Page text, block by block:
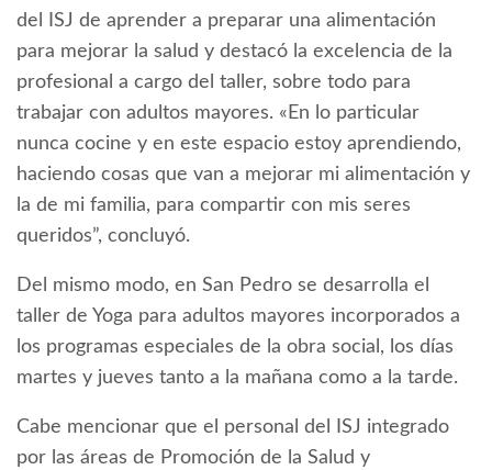
del ISJ de aprender a preparar una alimentación
para mejorar la salud y destacó la excelencia de la
profesional a cargo del taller, sobre todo para
trabajar con adultos mayores. «En lo particular
nunca cocine y en este espacio estoy aprendiendo,
haciendo cosas que van a mejorar mi alimentación y
la de mi familia, para compartir con mis seres
queridos”, concluyó.
Del mismo modo, en San Pedro se desarrolla el
taller de Yoga para adultos mayores incorporados a
los programas especiales de la obra social, los días
martes y jueves tanto a la mañana como a la tarde.
Cabe mencionar que el personal del ISJ integrado
por las áreas de Promoción de la Salud y